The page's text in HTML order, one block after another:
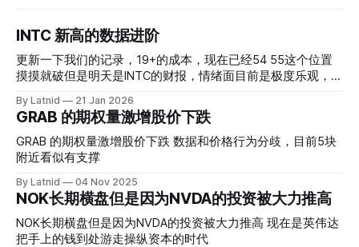
INTC 新高的数据进阶
更新一下我们的记录，19+的成本，现在已经54 55这个位置
摸摸就破但是明天是INTC的财报，情绪面目前是极度乐观，反
是突破前的支撑CC感觉可以做，放远些, 因为18A的经验还未
真正得到普遍大众的关注，当然财报可以继续出新消息顶一下
压力位置。 数据在70驻扎 整体呈现 47 – 60 短期位置
By Latnid 21 Jan 2026
GRAB 的期权量激增股价下跌
GRAB 的期权量激增股价下跌 数据和价格行为分歧，目前5块
附近看似有支撑
By Latnid 04 Nov 2025
NOK长期横盘但是因为NVDA的投资被大力推高
NOK长期横盘但是因为NVDA的投资被大力推高 现在是英伟达
把手上的钱到处游走操纵资本的时代